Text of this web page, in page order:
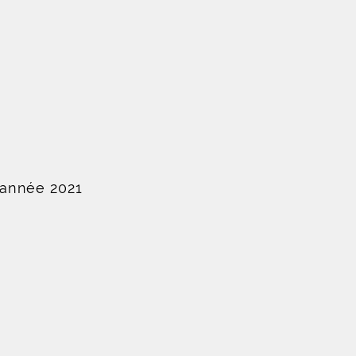
2021